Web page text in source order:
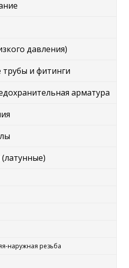
давления)
и фитинги
арматура
наружная резьба